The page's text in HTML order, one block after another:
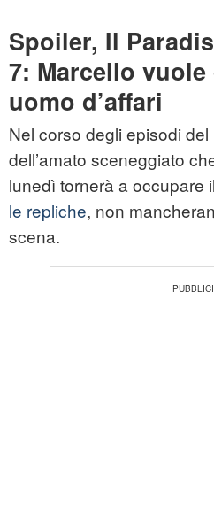
Spoiler, Il
7: Marcello
uomo d’affari
Nel corso degli episodi
dell’amato sceneggiato
lunedì tornerà a occupare
le repliche, non
scena.